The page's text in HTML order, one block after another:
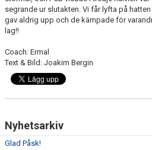
TRÄNARUTBILDNING
GÅBOLL
GYMKORT NORDIC WELLNESS
segrande ur slutakten. Vi får lyfta på
gav aldrig upp och de kämpade för
lag!!
Coach: Ermal
Text & Bild: Joakim Bergin
Nyhetsarkiv
Glad Påsk!